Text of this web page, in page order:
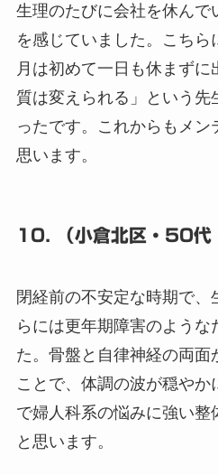
生理のたびに会社を休んで
を感じていました。こち
月は初めて一日も休まず
質は変えられる」という先
ったです。これからもメン
思います。
10. （小倉北区・50代
閉経前の不安定な時期で、
らには更年期障害のような
た。骨盤と自律神経の両面
ことで、体調の波が穏やか
で婦人科系の悩みに強い整
と思います。